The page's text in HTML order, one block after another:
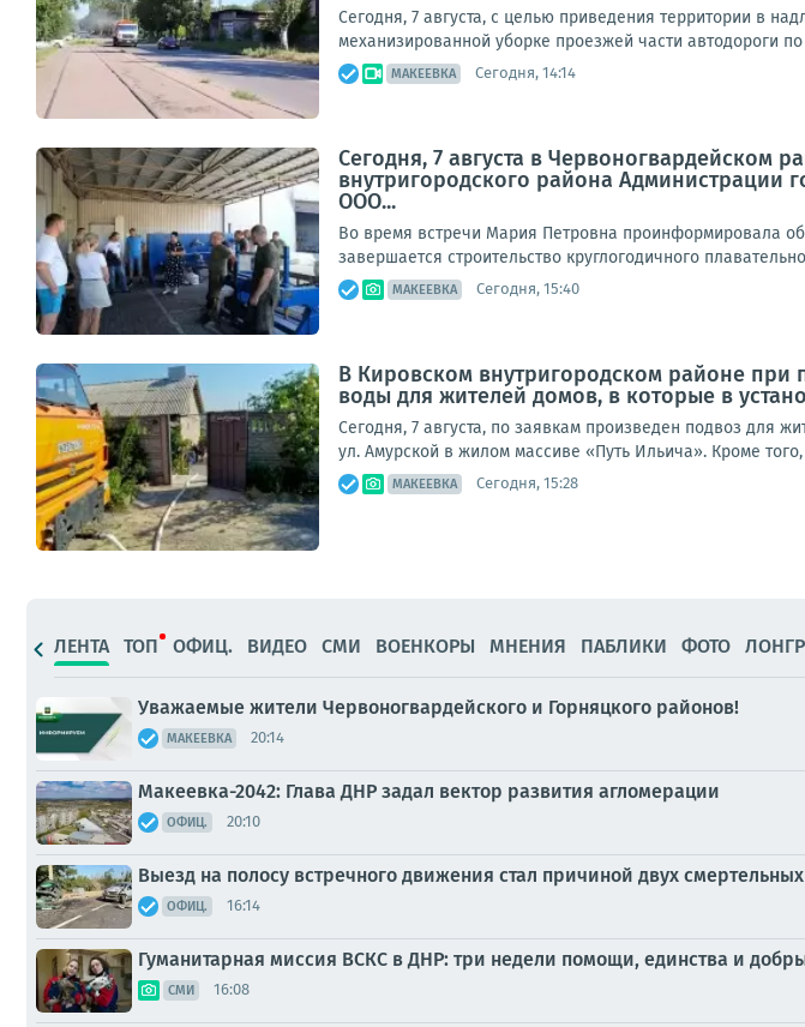
Сегодня, 7 августа, с целью приведения территории в
механизированной уборке проезжей части автодороги
МАКЕЕВКА Сегодня, 14:14
Сегодня, 7 августа в Червоногвардейском
внутригородского района Администрации
ООО...
Во время встречи Мария Петровна проинформировала
завершается строительство круглогодичного
МАКЕЕВКА Сегодня, 15:40
В Кировском внутригородском районе
воды для жителей домов, в которые в
Сегодня, 7 августа, по заявкам произведен подвоз для
ул. Амурской в жилом массиве «Путь Ильича». Кроме
МАКЕЕВКА Сегодня, 15:28
ЛЕНТА ТОП ОФИЦ. ВИДЕО СМИ ВОЕНКОРЫ МНЕНИЯ ПАБЛИКИ ФОТО
Уважаемые жители Червоногвардейского и Горняцкого районов!
МАКЕЕВКА 20:14
Макеевка-2042: Глава ДНР задал вектор развития агломерации
ОФИЦ. 20:10
Выезд на полосу встречного движения стал причиной двух
ОФИЦ. 16:14
Гуманитарная миссия ВСКС в ДНР: три недели помощи, единства и
СМИ 16:08